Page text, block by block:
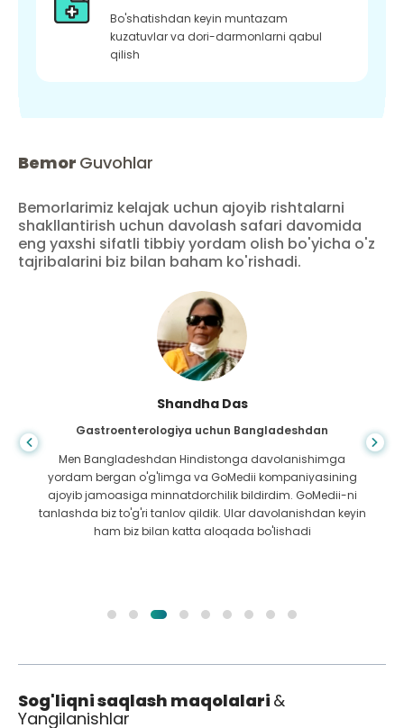
Bo'shatishdan keyin muntazam
kuzatuvlar va dori-darmonlarni qabul
qilish
Bemor Guvohlar
Bemorlarimiz kelajak uchun ajoyib rishtalarni
shakllantirish uchun davolash safari davomida
eng yaxshi sifatli tibbiy yordam olish bo'yicha o'z
tajribalarini biz bilan baham ko'rishadi.
Shandha Das
Gastroenterologiya uchun Bangladeshdan
Men Bangladeshdan Hindistonga davolanishimga
yordam bergan o'g'limga va GoMedii kompaniyasining
ajoyib jamoasiga minnatdorchilik bildirdim. GoMedii-ni
tanlashda biz to'g'ri tanlov qildik. Ular davolanishdan keyin
ham biz bilan katta aloqada bo'lishadi
Sog'liqni saqlash maqolalari &
Yangilanishlar